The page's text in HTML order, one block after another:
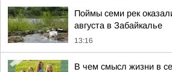
Поймы семи рек
августа в Забайкалье
13:16
В чем смысл жизни в